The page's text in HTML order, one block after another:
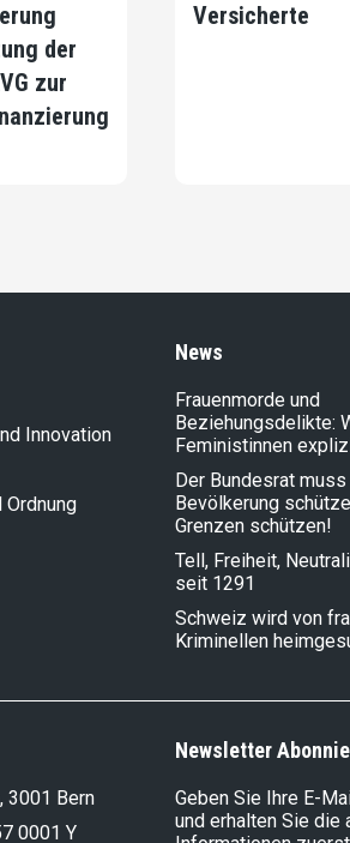
der
zur
Versicherte
Innovation
Ordnung
News
Frauenmorde und
Beziehungsdelikte:
Feministinnen
Der Bundesrat muss
Bevölkerung
Grenzen schützen!
Tell, Freiheit,
seit 1291
Schweiz wird von
Kriminellen
3001 Bern
0001 Y
Newsletter
Geben Sie Ihre E-
und erhalten Sie die